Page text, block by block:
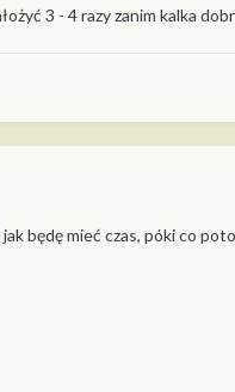
3 - 4 razy zanim kalka
będę mieć czas, póki co